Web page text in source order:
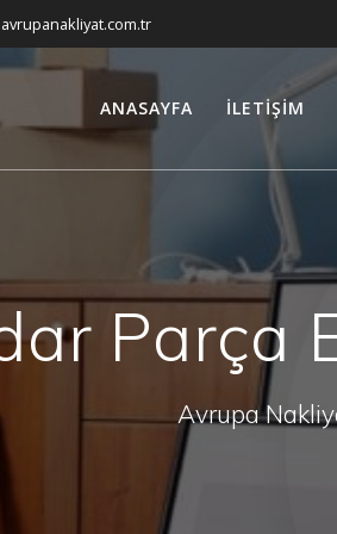
ANASAYFA İLETIŞIM
Parça
Avrupa